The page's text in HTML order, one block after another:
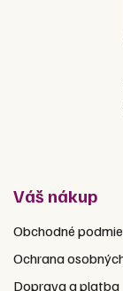
Váš nákup
Obchodné
Ochrana
Doprava a platba